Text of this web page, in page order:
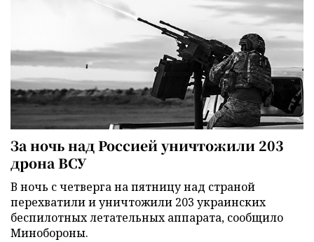
За ночь над Россией уничтожили 203
дрона ВСУ
В ночь с четверга на пятницу над страной
перехватили и уничтожили 203 украинских
беспилотных летательных аппарата, сообщило
Минобороны.